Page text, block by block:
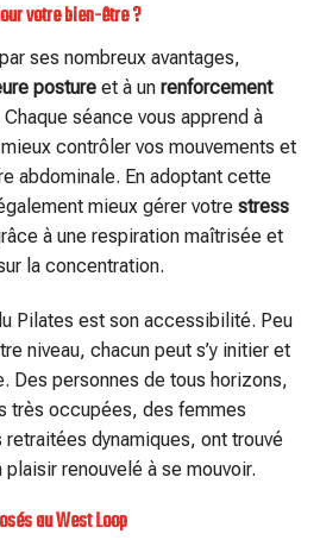
votre bien-être ?
ses nombreux avantages,
posture et à un renforcement
Chaque séance vous apprend à
contrôler vos mouvements et
abdominale. En adoptant cette
mieux gérer votre stress
à une respiration maîtrisée et
la concentration.
Pilates est son accessibilité. Peu
niveau, chacun peut s’y initier et
Des personnes de tous horizons,
très occupées, des femmes
retraitées dynamiques, ont trouvé
renouvelé à se mouvoir.
au West Loop